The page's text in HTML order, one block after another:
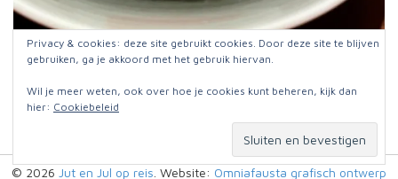
Als ik Google lens laat zoeken in de hoop te herinneren
komt ie helaas alleen maar met foto’s van spiegeleitjes!
Privacy & cookies: deze site gebruikt cookies. Door deze site te blijven
gebruiken, ga je akkoord met het gebruik hiervan.
Wil je meer weten, ook over hoe je cookies kunt beheren, kijk dan
hier: Cookiebeleid
© 2026 Jut en Jul op reis . Website: Omniafausta grafisch ontwerp